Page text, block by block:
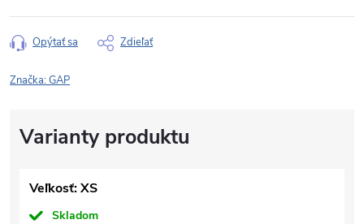
Opýtať sa Zdieľať
Značka:GAP
Veľkosť: XS
Skladom